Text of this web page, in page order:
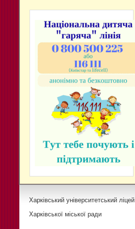
Харківський університетський ліцей
Харківської міської ради